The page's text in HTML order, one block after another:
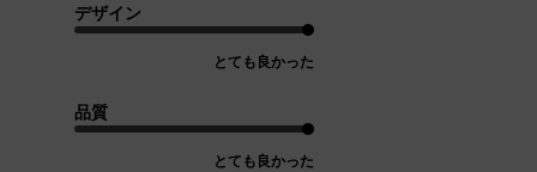
デザイン
とても良かった
品質
とても良かった